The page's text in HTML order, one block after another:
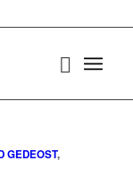
GEDEOST,